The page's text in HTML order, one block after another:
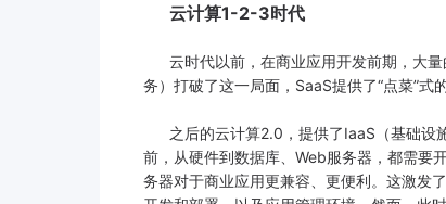
云计算1-2-3时代
云时代以前，在商业应用开发前期，大量
务）打破了这一局面，SaaS提供了“点菜”式
之后的云计算2.0，提供了IaaS（基础设
前，从硬件到数据库、Web服务器，都需要
务器对于商业应用更兼容、更便利。这激发